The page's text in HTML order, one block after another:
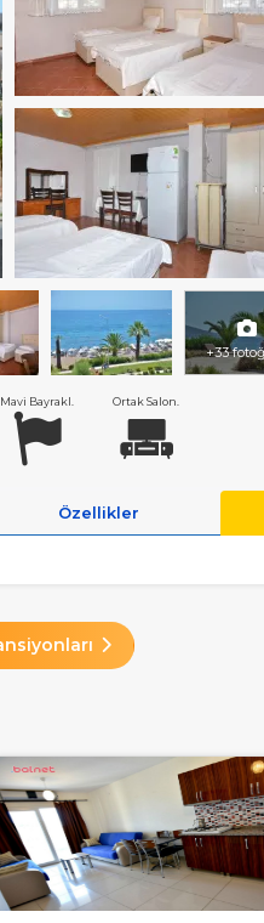
+33
Mavi Bayrakl. Ortak Salon.
Özellikler